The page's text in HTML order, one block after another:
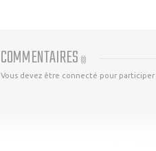
COMMENTAIRES (0)
Vous devez être connecté pour participer